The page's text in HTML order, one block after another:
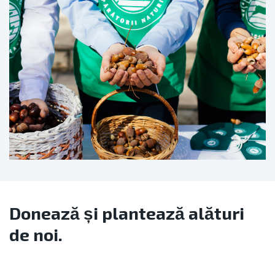
Donează și plantează alături
de noi.